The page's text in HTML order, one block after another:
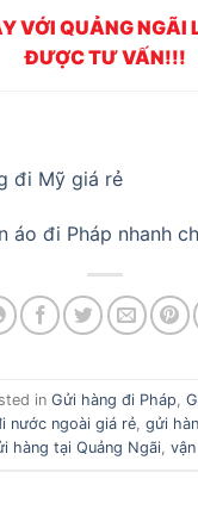
VỚI QUẢNG NGÃI
ĐƯỢC TƯ VẤN!!!
đi Mỹ giá rẻ
áo đi Pháp nhanh
in Gửi hàng đi Pháp
nước ngoài giá rẻ gửi
hàng tại Quảng Ngãi,